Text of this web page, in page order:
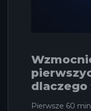
Pierwsze 60